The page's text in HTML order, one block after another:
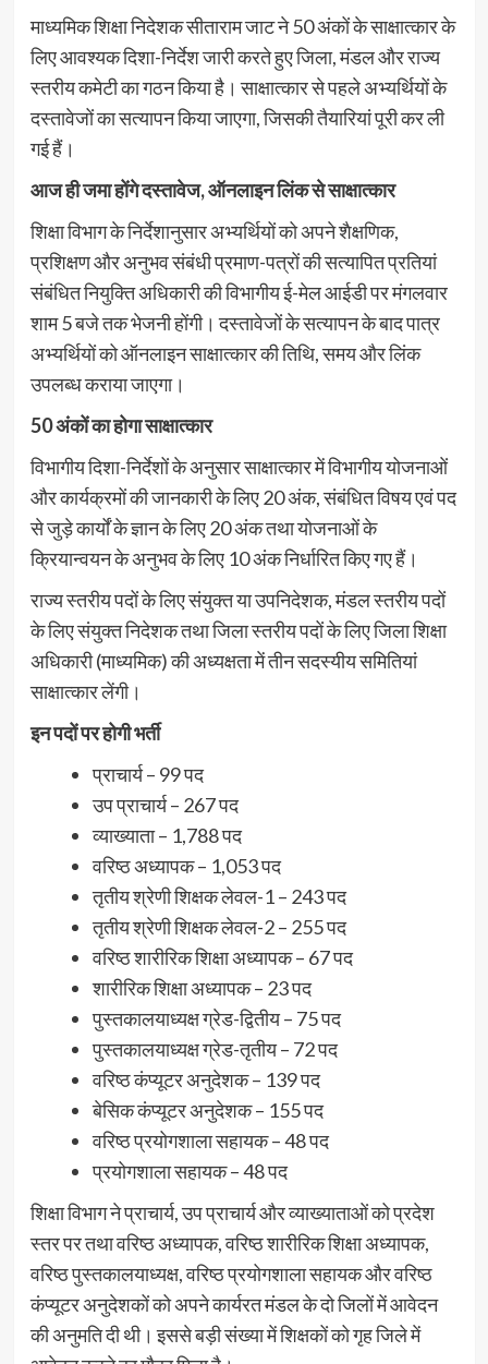
माध्यमिक शिक्षा निदेशक सीताराम जाट ने 50 अंकों के साक्षात्कार के
लिए आवश्यक दिशा-निर्देश जारी करते हुए जिला, मंडल और राज्य
स्तरीय कमेटी का गठन किया है। साक्षात्कार से पहले अभ्यर्थियों के
दस्तावेजों का सत्यापन किया जाएगा, जिसकी तैयारियां पूरी कर ली
गई हैं।
आज ही जमा होंगे दस्तावेज, ऑनलाइन लिंक से साक्षात्कार
शिक्षा विभाग के निर्देशानुसार अभ्यर्थियों को अपने शैक्षणिक,
प्रशिक्षण और अनुभव संबंधी प्रमाण-पत्रों की सत्यापित प्रतियां
संबंधित नियुक्ति अधिकारी की विभागीय ई-मेल आईडी पर मंगलवार
शाम 5 बजे तक भेजनी होंगी। दस्तावेजों के सत्यापन के बाद पात्र
अभ्यर्थियों को ऑनलाइन साक्षात्कार की तिथि, समय और लिंक
उपलब्ध कराया जाएगा।
50 अंकों का होगा साक्षात्कार
विभागीय दिशा-निर्देशों के अनुसार साक्षात्कार में विभागीय योजनाओं
और कार्यक्रमों की जानकारी के लिए 20 अंक, संबंधित विषय एवं पद
से जुड़े कार्यों के ज्ञान के लिए 20 अंक तथा योजनाओं के
क्रियान्वयन के अनुभव के लिए 10 अंक निर्धारित किए गए हैं।
राज्य स्तरीय पदों के लिए संयुक्त या उपनिदेशक, मंडल स्तरीय पदों
के लिए संयुक्त निदेशक तथा जिला स्तरीय पदों के लिए जिला शिक्षा
अधिकारी (माध्यमिक) की अध्यक्षता में तीन सदस्यीय समितियां
साक्षात्कार लेंगी।
इन पदों पर होगी भर्ती
प्राचार्य – 99 पद
उप प्राचार्य – 267 पद
व्याख्याता – 1,788 पद
वरिष्ठ अध्यापक – 1,053 पद
तृतीय श्रेणी शिक्षक लेवल-1 – 243 पद
तृतीय श्रेणी शिक्षक लेवल-2 – 255 पद
वरिष्ठ शारीरिक शिक्षा अध्यापक – 67 पद
शारीरिक शिक्षा अध्यापक – 23 पद
पुस्तकालयाध्यक्ष ग्रेड-द्वितीय – 75 पद
पुस्तकालयाध्यक्ष ग्रेड-तृतीय – 72 पद
वरिष्ठ कंप्यूटर अनुदेशक – 139 पद
बेसिक कंप्यूटर अनुदेशक – 155 पद
वरिष्ठ प्रयोगशाला सहायक – 48 पद
प्रयोगशाला सहायक – 48 पद
शिक्षा विभाग ने प्राचार्य, उप प्राचार्य और व्याख्याताओं को प्रदेश
स्तर पर तथा वरिष्ठ अध्यापक, वरिष्ठ शारीरिक शिक्षा अध्यापक,
वरिष्ठ पुस्तकालयाध्यक्ष, वरिष्ठ प्रयोगशाला सहायक और वरिष्ठ
कंप्यूटर अनुदेशकों को अपने कार्यरत मंडल के दो जिलों में आवेदन
की अनुमति दी थी। इससे बड़ी संख्या में शिक्षकों को गृह जिले में